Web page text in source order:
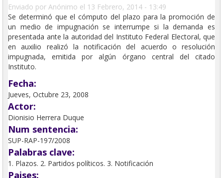
Enviado por Anónimo el 13 Febrero, 2014 - 13:49
Se determinó que el cómputo del plazo para la promoción de
un medio de impugnación se interrumpe si la demanda es
presentada ante la autoridad del Instituto Federal Electoral, que
en auxilio realizó la notificación del acuerdo o resolución
impugnada, emitida por algún órgano central del citado
Instituto.
Fecha:
Jueves, Octubre 23, 2008
Actor:
Dionisio Herrera Duque
Num sentencia:
SUP-RAP-197/2008
Palabras clave:
1. Plazos. 2. Partidos políticos. 3. Notificación
Paises: